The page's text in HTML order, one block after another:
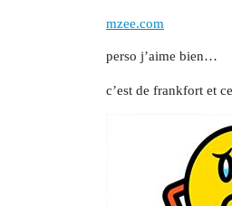
mzee.com
perso j’aime bien…
c’est de frankfort et